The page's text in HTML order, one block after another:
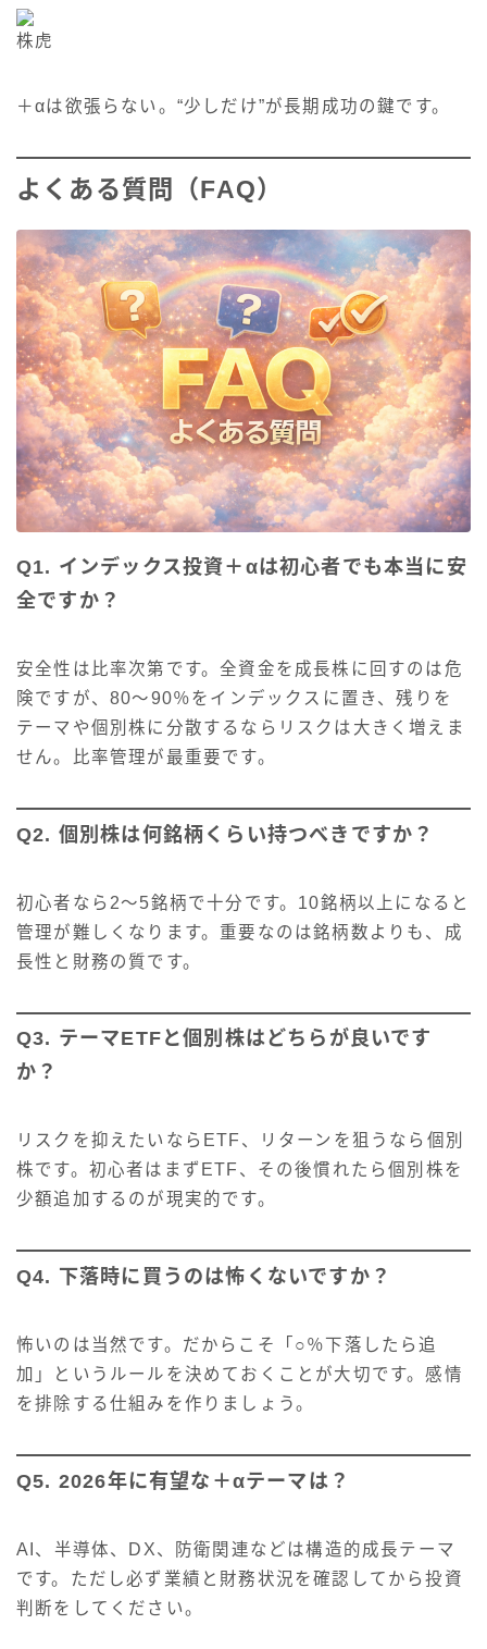
株虎
＋αは欲張らない。“少しだけ”が長期成功の鍵です。
よくある質問（FAQ）
Q1. インデックス投資＋αは初心者でも本当に安
全ですか？
安全性は比率次第です。全資金を成長株に回すのは危
険ですが、80〜90％をインデックスに置き、残りを
テーマや個別株に分散するならリスクは大きく増えま
せん。比率管理が最重要です。
Q2. 個別株は何銘柄くらい持つべきですか？
初心者なら2〜5銘柄で十分です。10銘柄以上になると
管理が難しくなります。重要なのは銘柄数よりも、成
長性と財務の質です。
Q3. テーマETFと個別株はどちらが良いです
か？
リスクを抑えたいならETF、リターンを狙うなら個別
株です。初心者はまずETF、その後慣れたら個別株を
少額追加するのが現実的です。
Q4. 下落時に買うのは怖くないですか？
怖いのは当然です。だからこそ「○％下落したら追
加」というルールを決めておくことが大切です。感情
を排除する仕組みを作りましょう。
Q5. 2026年に有望な＋αテーマは？
AI、半導体、DX、防衛関連などは構造的成長テーマ
です。ただし必ず業績と財務状況を確認してから投資
判断をしてください。